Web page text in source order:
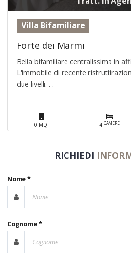
Villa Bifamiliare
Forte dei Marmi
Bella bifamiliare centralissima in
L'immobile di recente
due livelli. . .
0 MQ. 4CAMERE
RICHIEDI
Nome *
Cognome *